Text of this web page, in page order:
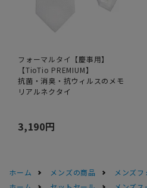
フォーマルタイ【慶事用】
【TioTio PREMIUM】
抗菌・消臭・抗ウィルスのメモ
リアルネクタイ
3,190円
ホーム メンズの商品 メンズ